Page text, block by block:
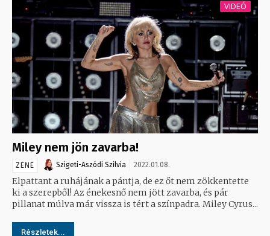
VIDEÓ
Miley nem jön zavarba!
ZENE Szigeti-Aszódi Szilvia 2022.01.08.
Elpattant a ruhájának a pántja, de ez őt nem zökkentette
ki a szerepből! Az énekesnő nem jött zavarba, és pár
pillanat múlva már vissza is tért a színpadra. Miley Cyrus...
Részletek...